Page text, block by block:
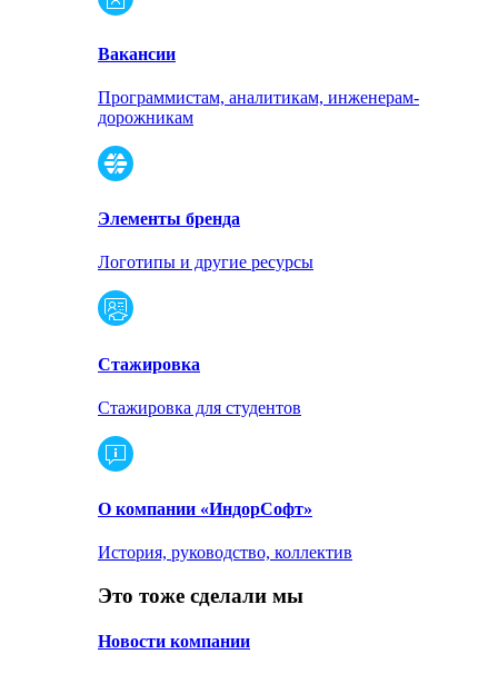
Вакансии
Программистам, аналитикам, инженерам-
дорожникам
Элементы бренда
Логотипы и другие ресурсы
Стажировка
Стажировка для студентов
О компании «ИндорСофт»
История, руководство, коллектив
Это тоже сделали мы
Новости компании